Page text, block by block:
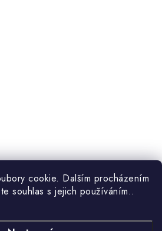
cookie. Dalším procházením
souhlas s jejich používáním..